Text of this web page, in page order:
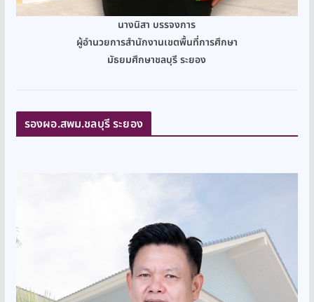
นางนิสา บรรจงการ
ผู้อำนวยการสำนักงานเขตพื้นที่การศึกษา
มัธยมศึกษาชลบุรี ระยอง
รองผอ.สพม.ชลบุรี ระยอง